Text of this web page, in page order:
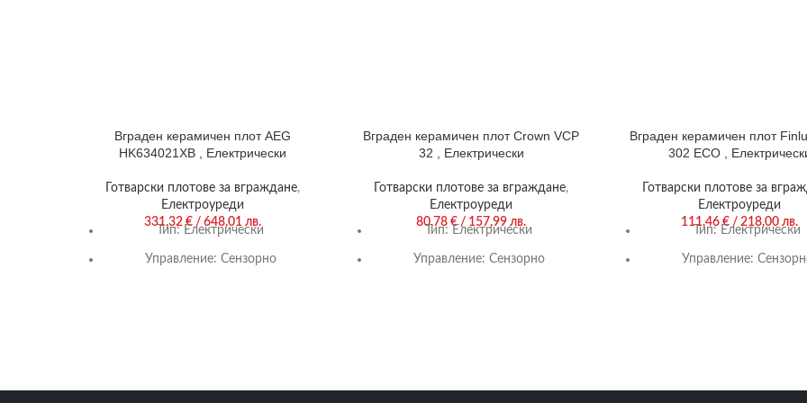
Вграден керамичен плот AEG
HK634021XB , Електрически
Готварски плотове за вграждане,
Електроуреди
331,32€ / 648,01 лв.
Тип: Електрически
Управление: Сензорно
Вграден керамичен плот Crown VCP
32 , Електрически
Готварски плотове за вграждане,
Електроуреди
80,78 €/ 157,99 лв.
Тип: Електрически
Управление: Сензорно
Вграден керамичен плот
302 ECO ,
Готварски плотове за
Електроуреди
111,46€ / 218,00 лв.
Тип: Електрически
Управление: